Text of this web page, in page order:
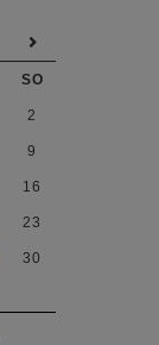
SO
2
9
16
23
30